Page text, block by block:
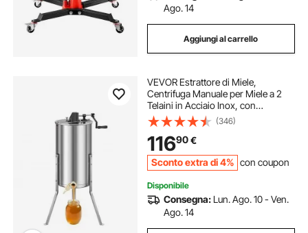
Ago. 14
Aggiungi al carrello
VEVOR Estrattore di Miele,
Centrifuga Manuale per Miele a 2
Telaini in Acciaio Inox, con
Coperchio Trasparente, Regolabile
in Altezza, Apicoltura per
Estrazione di Favi, 340 x 610 x 1080
mm
(346)
11690€
Sconto extra di 4% con coupon
Disponibile
Consegna: Lun. Ago. 10 - Ven.
Ago. 14